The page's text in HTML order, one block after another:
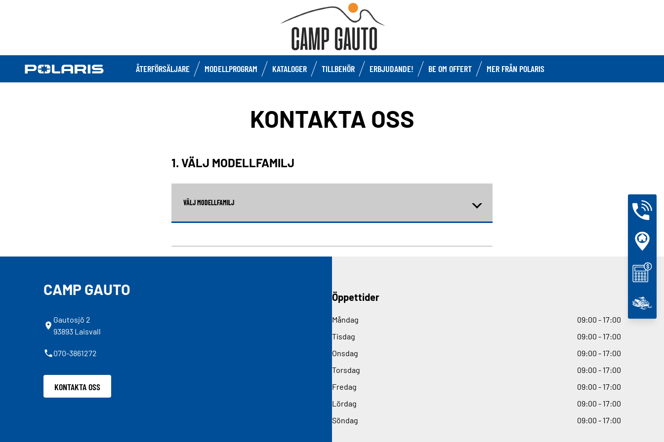
ÅTERFÖRSÄLJARE MODELLPROGRAM KATALOGER TILLBEHÖR ERBJUDANDE! BE OM OFFERT MER FRÅN POLARIS
KONTAKTA OSS
1. VÄLJ MODELLFAMILJ
VÄLJ MODELLFAMILJ
CAMP GAUTO
Gautosjö 2
93893 Laisvall
070-3861272
KONTAKTA OSS
Öppettider
Måndag 09:00 - 17:00
Tisdag
09:00 - 17:00
Onsdag
09:00 - 17:00
Torsdag
09:00 - 17:00
Fredag
09:00 - 17:00
Lördag
09:00 - 17:00
Söndag
09:00 - 17:00